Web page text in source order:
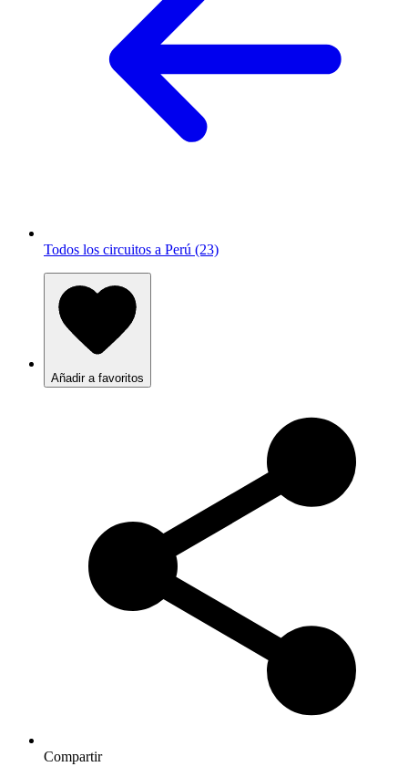
Todos los circuitos a Perú (23)
Añadir a favoritos
Compartir